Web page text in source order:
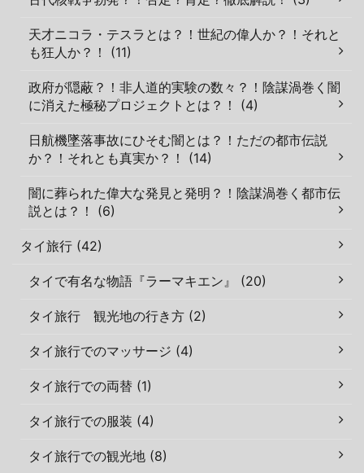
天才ニコラ・テスラとは？！世紀の偉人か？！それと
も狂人か？！ (11)
政府が隠蔽？！非人道的実験の数々？！陰謀渦巻く闇
に消えた極秘プロジェクトとは？！ (4)
日航機墜落事故にひそむ闇とは？！ただの都市伝説
か？！それとも真実か？！ (14)
闇に葬られた偉大な発見と発明？！陰謀渦巻く都市伝
説とは？！ (6)
タイ旅行 (42)
タイで有名な物語『ラーマキエン』 (20)
タイ旅行 観光地の行き方 (2)
タイ旅行でのマッサージ (4)
タイ旅行での両替 (1)
タイ旅行での服装 (4)
タイ旅行での観光地 (8)